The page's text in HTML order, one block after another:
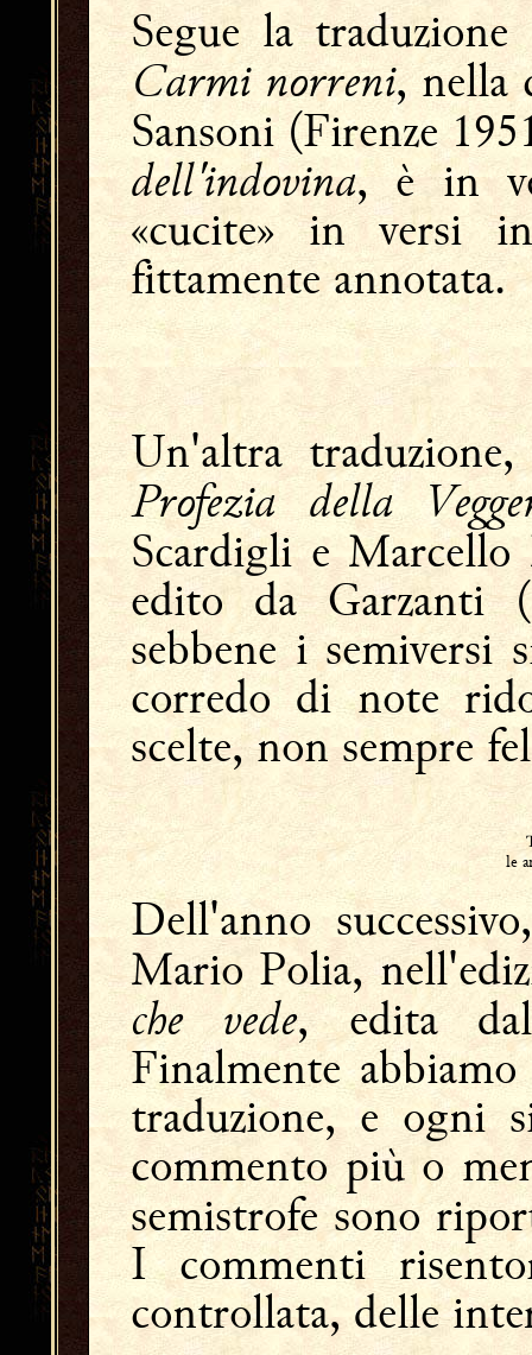
Segue la
Carmi norreni, nella
Sansoni (Firenze
dell'indovina, è in
«cucite» in versi
fittamente annotata.
Un'altra
Profezia della
Scardigli e
edito da Garzanti
sebbene i semiversi
corredo di note
scelte, non sempre
le
Dell'anno
Mario Polia,
che vede, edita
Finalmente
traduzione, e ogni
commento più o
semistrofe sono
I commenti
controllata, delle